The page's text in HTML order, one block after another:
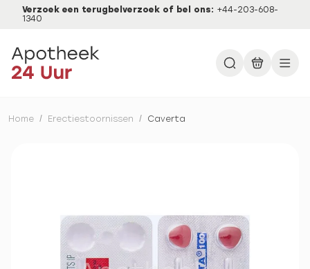
Verzoek een terugbelverzoek of bel ons: +44-203-608-
1340
Home / Erectiestoornissen / Caverta